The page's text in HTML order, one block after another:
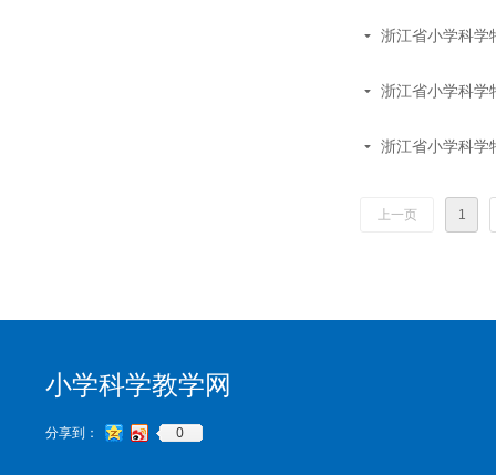
끙 浙江省小学科
끙 浙江省小学科
끙 浙江省小学科
上一页 1
小学科学教学网
分享到： 0